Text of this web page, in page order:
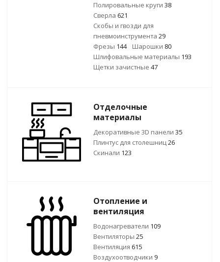
Полировальные круги 38
Сверла 621
Скобы и гвозди для
пневмоинструмента 29
Фрезы 144 Шарошки 80
Шлифовальные материалы 193
Щетки зачистные 47
Отделочные
материалы
Декоративные 3D панели 35
Плинтус для столешниц26
Скинали 123
Отопление и
вентиляция
Водонагреватели 109
Вентиляторы 25
Вентиляция 615
Воздухоотводчики 9